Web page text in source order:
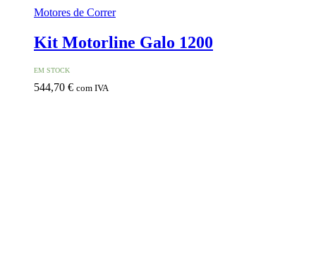
Motores de Correr
Kit Motorline Galo 1200
EM STOCK
544,70 € com IVA